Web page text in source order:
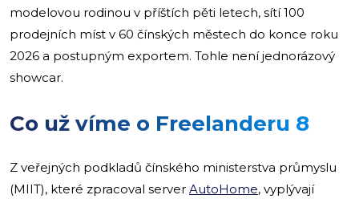
modelovou rodinou v příštích pěti letech, sítí 100
prodejních míst v 60 čínských městech do konce roku
2026 a postupným exportem. Tohle není jednorázový
showcar.
Co už víme o Freelanderu 8
Z veřejných podkladů čínského ministerstva průmyslu
(MIIT), které zpracoval server AutoHome, vyplývají